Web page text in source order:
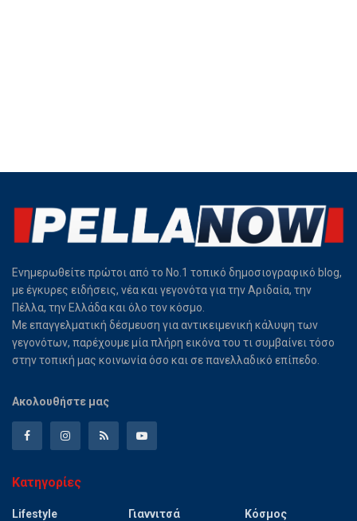
Ενημερωθείτε πρώτοι από το Νο.1 τοπικό δημοσιογραφικό blog,
με έγκυρες ειδήσεις, νέα και γεγονότα για την Αριδαία, την
Πέλλα, την Ελλάδα και όλο τον κόσμο.
Με επαγγελματική δέσμευση για αντικειμενική κάλυψη των
γεγονότων, παρέχουμε μία πλήρη εικόνα του τι συμβαίνει τόσο
στην τοπική μας κοινωνία όσο και σε πανελλαδικό επίπεδο.
Ακολουθήστε μας
Κατηγορίες
Lifestyle
Γιαννιτσά
Κόσμος